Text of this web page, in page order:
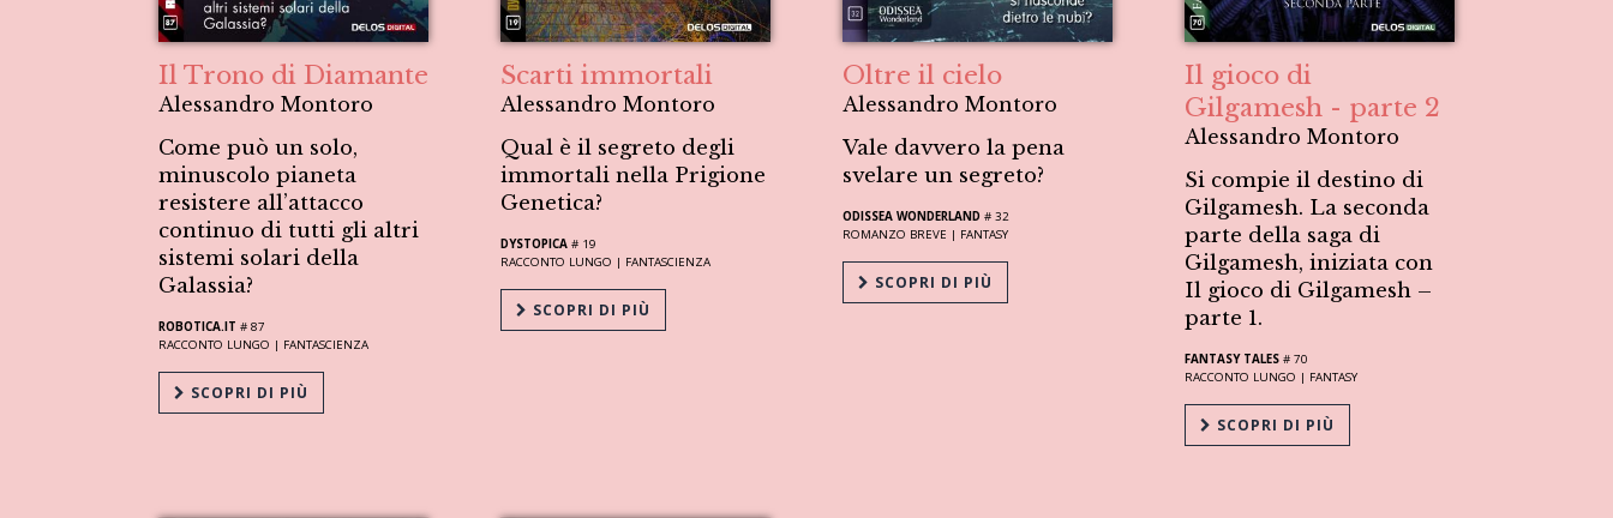
Il Trono di Diamante
Alessandro Montoro
Come può un solo,
minuscolo pianeta
resistere all’attacco
continuo di tutti gli altri
sistemi solari della
Galassia?
ROBOTICA.IT # 87
RACCONTO LUNGO | FANTASCIENZA
SCOPRI DI PIÙ
Scarti immortali
Alessandro Montoro
Qual è il segreto degli
immortali nella Prigione
Genetica?
DYSTOPICA # 19
RACCONTO LUNGO | FANTASCIENZA
SCOPRI DI PIÙ
Oltre il cielo
Alessandro Montoro
Vale davvero la pena
svelare un segreto?
ODISSEA WONDERLAND # 32
ROMANZO BREVE | FANTASY
SCOPRI DI PIÙ
Il gioco di
Gilgamesh - parte 2
Alessandro Montoro
Si compie il destino di
Gilgamesh. La seconda
parte della saga di
Gilgamesh, iniziata con
Il gioco di Gilgamesh –
parte 1.
FANTASY TALES # 70
RACCONTO LUNGO | FANTASY
SCOPRI DI PIÙ